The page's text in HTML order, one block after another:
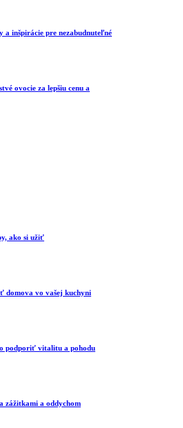
a inšpirácie pre nezabudnuteľné
ovocie za lepšiu cenu a
ako si užiť
domova vo vašej kuchyni
podporiť vitalitu a pohodu
zážitkami a oddychom